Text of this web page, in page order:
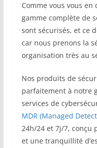
Comme vous vous en
gamme complète de
sont sécurisés, et ce
car nous prenons la
organisation très au
Nos produits de
parfaitement à notre
services de
MDR (Managed
24h/24 et 7j/7, conçu
et une tranquillité